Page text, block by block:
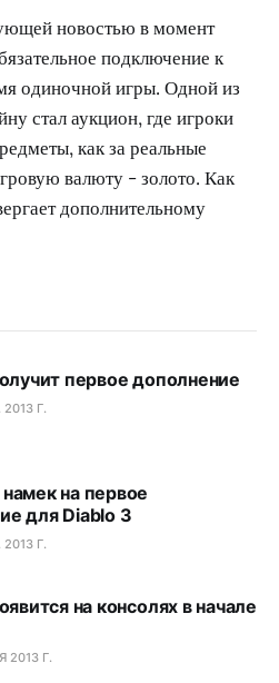
новостью в момент
подключение к
одиночной игры. Одной из
стал аукцион, где игроки
как за реальные
валюту - золото. Как
дополнительному
первое дополнение
2013 Г.
на первое
для Diablo 3
2013 Г.
на консолях в начале
2013 Г.